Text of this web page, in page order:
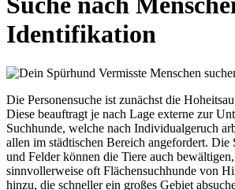
Identifikation
Die Personensuche ist zunächst die
Diese beauftragt je nach Lage externe zur
Suchhunde, welche nach Individualgeruch
allen im städtischen Bereich angefordert. Die
und Felder können die Tiere auch
sinnvollerweise oft Flächensuchhunde von
hinzu, die schneller ein großes Gebiet